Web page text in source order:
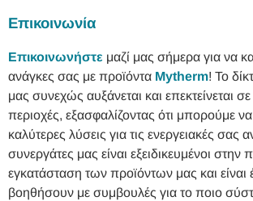
Επικοινωνία
Επικοινωνήστε μαζί μας σήμερα για να
ανάγκες σας με προϊόντα Mytherm! Το
μας συνεχώς αυξάνεται και επεκτείνεται
περιοχές, εξασφαλίζοντας ότι μπορούμε
καλύτερες λύσεις για τις ενεργειακές σας
συνεργάτες μας είναι εξειδικευμένοι στην
εγκατάσταση των προϊόντων μας και είναι
βοηθήσουν με συμβουλές για το ποιο